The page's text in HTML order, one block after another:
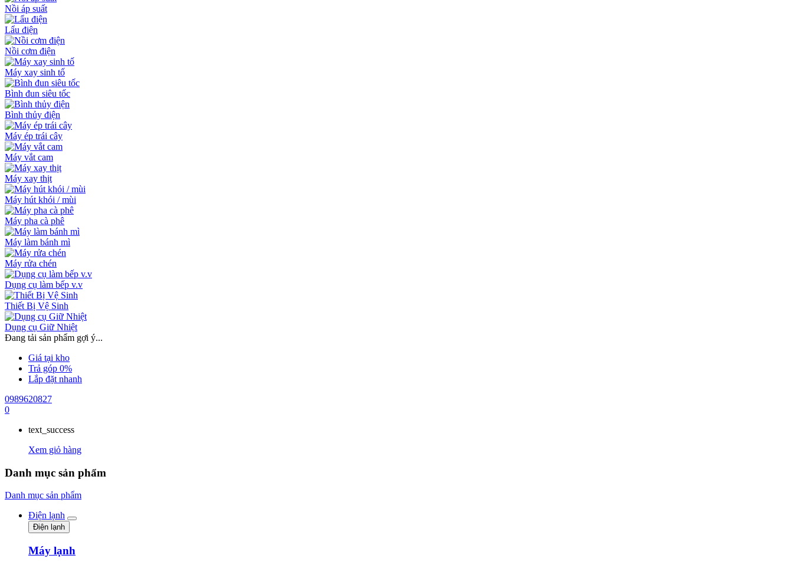
Nồi áp suất
Lẩu điện
Nồi cơm điện
Máy xay sinh tố
Bình đun siêu tốc
Bình thủy điện
Máy ép trái cây
Máy vắt cam
Máy xay thịt
Máy hút khói / mùi
Máy pha cà phê
Máy làm bánh mì
Máy rửa chén
Dụng cụ làm bếp v.v
Thiết Bị Vệ Sinh
Dụng cụ Giữ Nhiệt
Đang tải sản phẩm gợi ý...
Giá tại kho
Trả góp 0%
Lắp đặt nhanh
0989620827
0
text_success
Xem giỏ hàng
Danh mục sản phẩm
Danh mục sản phẩm
Điện lạnh
Điện lạnh
Máy lạnh